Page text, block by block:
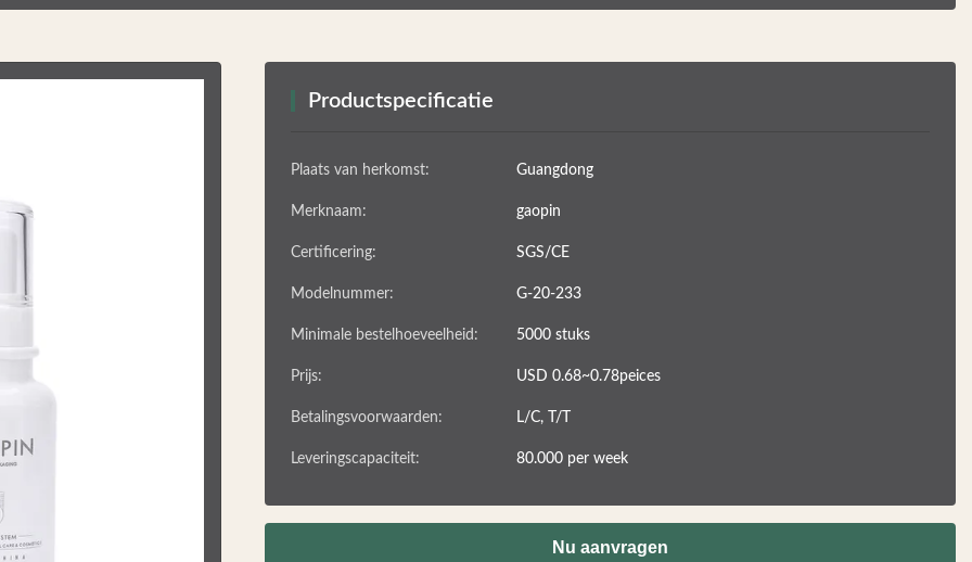
Productspecificatie
Plaats van herkomst: Guangdong
Merknaam: gaopin
Certificering: SGS/CE
Modelnummer: G-20-233
Minimale bestelhoeveelheid: 5000 stuks
Prijs: USD 0.68~0.78peices
Betalingsvoorwaarden: L/C, T/T
Leveringscapaciteit: 80.000 per week
Nu aanvragen